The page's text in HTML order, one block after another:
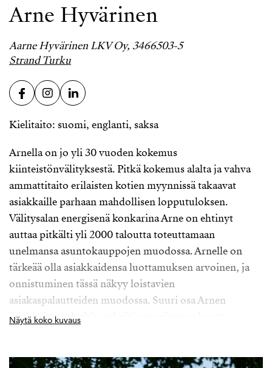
Arne Hyvärinen
Aarne Hyvärinen LKV Oy, 3466503-5
Strand Turku
Kielitaito: suomi, englanti, saksa
Arnella on jo yli 30 vuoden kokemus
kiinteistönvälityksestä. Pitkä kokemus alalta ja vahva
ammattitaito erilaisten kotien myynnissä takaavat
asiakkaille parhaan mahdollisen lopputuloksen.
Välitysalan energisenä konkarina Arne on ehtinyt
auttaa pitkälti yli 2000 taloutta toteuttamaan
unelmansa asuntokauppojen muodossa. Arnelle on
tärkeää olla asiakkaidensa luottamuksen arvoinen, ja
onnistuminen tässä näkyy loistavien
asiakaspalautteiden muodossa. Suuri osa Arnen
asiakkaista tuleekin nykyisin suositusten kautta.
hän viettää aikaa Ruissalossa ulkoillen ja talvella
Näytä koko kuvaus